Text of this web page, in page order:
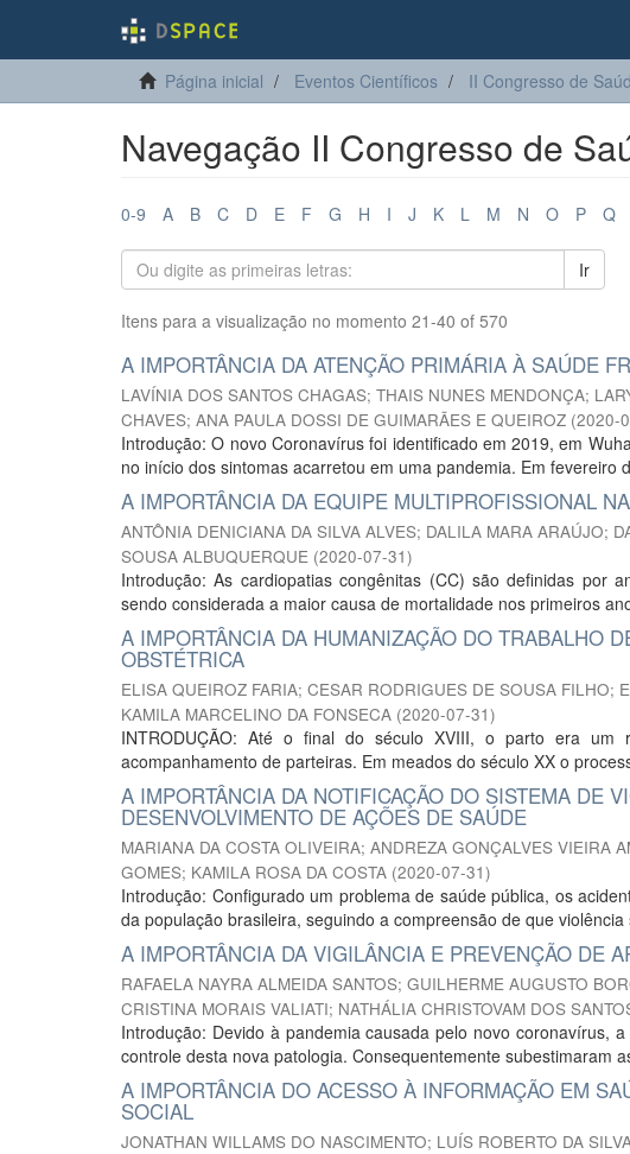
Página inicial Eventos Científicos II Congresso de
Navegação II Congresso de
0-9 A B C D E F G H I J K L M N O P Q
Ir
Itens para a visualização no momento 21-40 of 570
A IMPORTÂNCIA DA ATENÇÃO PRIMÁRIA À SAÚDE
LAVÍNIA DOS SANTOS CHAGAS; THAIS NUNES MENDONÇA;
CHAVES; ANA PAULA DOSSI DE GUIMARÃES E QUEIROZ (2020-
Introdução: O novo Coronavírus foi identificado em 2019, em
no início dos sintomas acarretou em uma pandemia. Em fevereiro
A IMPORTÂNCIA DA EQUIPE MULTIPROFISSIONAL
ANTÔNIA DENICIANA DA SILVA ALVES; DALILA MARA ARAÚJO;
SOUSA ALBUQUERQUE (2020-07-31)
Introdução: As cardiopatias congênitas (CC) são definidas por
sendo considerada a maior causa de mortalidade nos primeiros
A IMPORTÂNCIA DA HUMANIZAÇÃO DO TRABALHO
OBSTÉTRICA
ELISA QUEIROZ FARIA; CESAR RODRIGUES DE SOUSA FILHO;
KAMILA MARCELINO DA FONSECA (2020-07-31)
INTRODUÇÃO: Até o final do século XVIII, o parto era
acompanhamento de parteiras. Em meados do século XX o
A IMPORTÂNCIA DA NOTIFICAÇÃO DO SISTEMA DE
DESENVOLVIMENTO DE AÇÕES DE SAÚDE
MARIANA DA COSTA OLIVEIRA; ANDREZA GONÇALVES VIEIRA
GOMES; KAMILA ROSA DA COSTA (2020-07-31)
Introdução: Configurado um problema de saúde pública, os
da população brasileira, seguindo a compreensão de que
A IMPORTÂNCIA DA VIGILÂNCIA E PREVENÇÃO DE
RAFAELA NAYRA ALMEIDA SANTOS; GUILHERME AUGUSTO
CRISTINA MORAIS VALIATI; NATHÁLIA CHRISTOVAM DOS
Introdução: Devido à pandemia causada pelo novo coronavírus,
controle desta nova patologia. Consequentemente subestimaram
A IMPORTÂNCIA DO ACESSO À INFORMAÇÃO EM
SOCIAL
JONATHAN WILLAMS DO NASCIMENTO; LUÍS ROBERTO DA